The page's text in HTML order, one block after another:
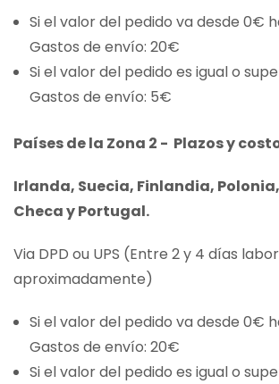
Si el valor del pedido va desde 0€
Gastos de envío: 20€
Si el valor del pedido es igual o
Gastos de envío: 5€
Países de la Zona 2 - Plazos y
Irlanda, Suecia, Finlandia,
Checa y Portugal.
Via DPD ou UPS (Entre 2 y 4 días
aproximadamente)
Si el valor del pedido va desde 0€
Gastos de envío: 20€
Si el valor del pedido es igual o